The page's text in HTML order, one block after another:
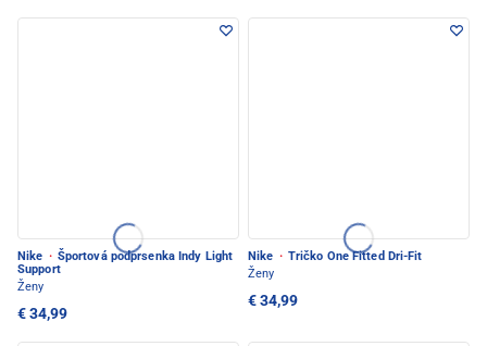
Nike · Športová podprsenka Indy Light
Support
Ženy
€ 34,99
Nike · Tričko One Fitted Dri-Fit
Ženy
€ 34,99